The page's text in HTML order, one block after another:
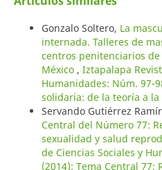
Gonzalo Soltero, La
internada. Talleres de
centros penitenciarios
México , Iztapalapa
Humanidades: Núm. 97-
solidaria: de la teoría a la
Servando Gutiérrez
Central del Número 77:
sexualidad y salud
de Ciencias Sociales y
(2014): Tema Central 77: